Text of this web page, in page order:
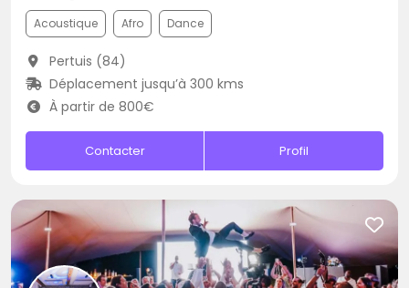
Acoustique Afro Dance
Pertuis (84)
Déplacement jusqu’à 300 kms
À partir de 800€
Contacter Profil